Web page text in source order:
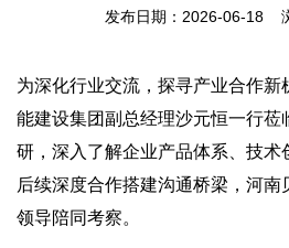
发布日期：2026-06-18
为深化行业交流，探寻产业合作
能建设集团副总经理沙元恒一行莅
研，深入了解企业产品体系、技术
后续深度合作搭建沟通桥梁，河南
领导陪同考察。